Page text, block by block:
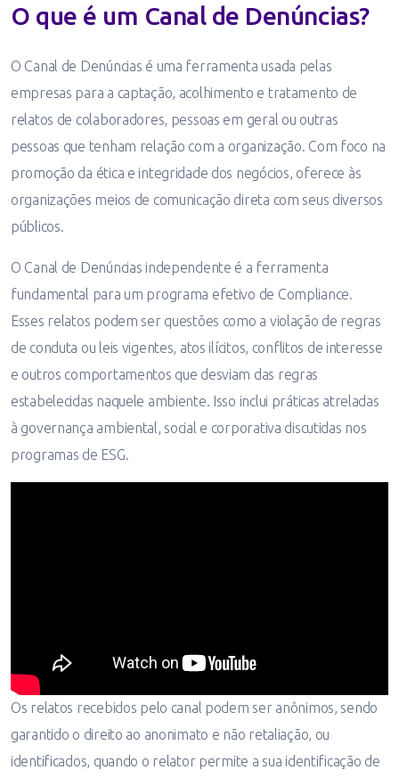
O que é um Canal de Denúncias?
O Canal de Denúncias é uma ferramenta usada pelas
empresas para a captação, acolhimento e tratamento de
relatos de colaboradores, pessoas em geral ou outras
pessoas que tenham relação com a organização. Com foco na
promoção da ética e integridade dos negócios, oferece às
organizações meios de comunicação direta com seus diversos
públicos.
O Canal de Denúncias independente é a ferramenta
fundamental para um programa efetivo de Compliance.
Esses relatos podem ser questões como a violação de regras
de conduta ou leis vigentes, atos ilícitos, conflitos de interesse
e outros comportamentos que desviam das regras
estabelecidas naquele ambiente. Isso inclui práticas atreladas
à governança ambiental, social e corporativa discutidas nos
programas de ESG.
Os relatos recebidos pelo canal podem ser anônimos, sendo
garantido o direito ao anonimato e não retaliação, ou
identificados, quando o relator permite a sua identificação de